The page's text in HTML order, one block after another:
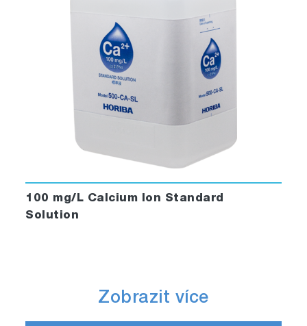
100 mg/L Calcium Ion Standard
Solution
Zobrazit více